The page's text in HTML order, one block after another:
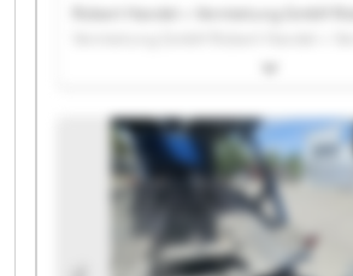
GmbH Robert Handel + Vermietung
Vermietung GmbH Robert Handel +
GmbH Robert Handel + Vermietung
Handel + Vermietung GmbH Robert
Vermietung GmbH Robert Handel +
GmbH Robert Handel + Vermietung
Handel + Vermietung GmbH Robert
Vermietung GmbH Robert Handel +